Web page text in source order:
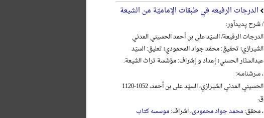
الدرجات الرفیعه في طبقات الإمامیّة من الشیعة
/ شرح پدیدآور:
الدرجات الرفیعة/ السیّد علی بن أحمد الحسیني المدني
الشیرازي؛ تحقیق: محمّد جواد المحمودي؛ تعلیق: السیّد
عبدالستّار الحسني؛ إعداد و إشراف: مؤسَّسة تراث الشیعة.
، سرشناسه:
الحسیني المدني الشیرازي، السیّد علی بن أحمد، 1052-1120
ق.
، محقق:محمد جواد محمودی، اشراف:موسسه کتاب